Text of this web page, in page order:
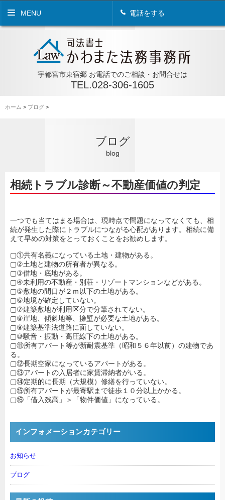
宇都宮市東宿郷 お電話でのご相談・お問合せは
TEL.028-306-1605
MENU 電話をする
ホーム > ブログ >
ブログ
blog
相続トラブル診断～不動産価値の判定
一つでも当てはまる場合は、現時点で問題になってなくても、相
続が発生した際にトラブルにつながる心配があります。相続に備
えて早めの対策をとっておくことをお勧めします。
▢①共有名義になっている土地・建物がある。
▢②土地と建物の所有者が異なる。
▢③借地・底地がある。
▢④未利用の不動産・別荘・リゾートマンションなどがある。
▢⑤敷地の間口が２ｍ以下の土地がある。
▢⑥地境が確定していない。
▢⑦建築敷地が利用区分で分筆されてない。
▢⑧崖地、傾斜地等、擁壁が必要な土地がある。
▢⑨建築基準法道路に面していない。
▢⑩騒音・振動・高圧線下の土地がある。
▢⑪所有アパート等が新耐震基準（昭和５６年以前）の建物であ
る。
▢⑫長期空家になっているアパートがある。
▢⑬アパートの入居者に家賃滞納者がいる。
▢⑭定期的に長期（大規模）修繕を行っていない。
▢⑮所有アパートが最寄駅まで徒歩１０分以上かかる。
▢⑯「借入残高」＞「物件価値」になっている。
インフォメーションカテゴリー
お知らせ
ブログ